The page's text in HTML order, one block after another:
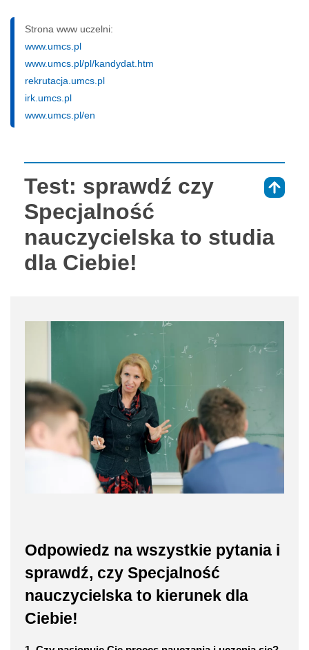
Strona www uczelni:
www.umcs.pl
www.umcs.pl/pl/kandydat.htm
rekrutacja.umcs.pl
irk.umcs.pl
www.umcs.pl/en
Test: sprawdź czy
Specjalność
nauczycielska to studia
dla Ciebie!
Odpowiedz na wszystkie pytania i
sprawdź, czy Specjalność
nauczycielska to kierunek dla
Ciebie!